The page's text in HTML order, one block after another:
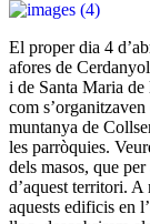
El proper dia 4
afores de
i de Santa Maria
com
muntanya de
les parròquies.
dels masos, que
d’aquest territori.
aquests edificis en